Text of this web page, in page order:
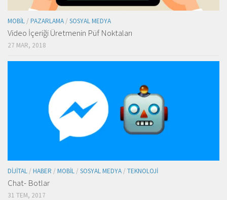
MOBIL / PAZARLAMA / SOSYAL MEDYA
Video İçeriği Üretmenin Püf Noktaları
27 MAR, 2018
DIJITAL / HABER / MOBIL / SOSYAL MEDYA / TEKNOLOJI
Chat- Botlar
31 TEM, 2017